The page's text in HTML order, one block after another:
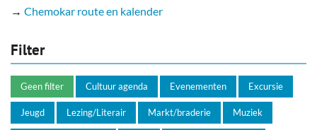
→ Chemokar route en kalender
Filter
Geen filter Cultuur agenda Evenementen Excursie
Jeugd Lezing/Literair Markt/braderie Muziek